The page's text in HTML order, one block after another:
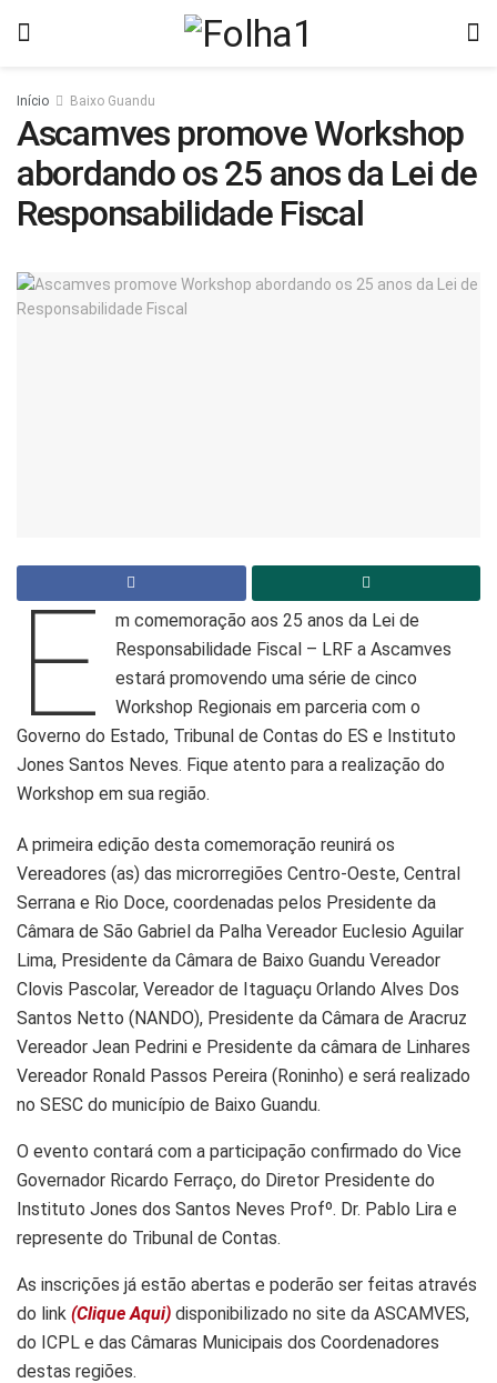
Início Baixo Guandu
Ascamves promove Workshop
abordando os 25 anos da Lei de
Responsabilidade Fiscal
E
m comemoração aos 25 anos da Lei de
Responsabilidade Fiscal – LRF a Ascamves
estará promovendo uma série de cinco
Workshop Regionais em parceria com o
Governo do Estado, Tribunal de Contas do ES e Instituto
Jones Santos Neves. Fique atento para a realização do
Workshop em sua região.
A primeira edição desta comemoração reunirá os
Vereadores (as) das microrregiões Centro-Oeste, Central
Serrana e Rio Doce, coordenadas pelos Presidente da
Câmara de São Gabriel da Palha Vereador Euclesio Aguilar
Lima, Presidente da Câmara de Baixo Guandu Vereador
Clovis Pascolar, Vereador de Itaguaçu Orlando Alves Dos
Santos Netto (NANDO), Presidente da Câmara de Aracruz
Vereador Jean Pedrini e Presidente da câmara de Linhares
Vereador Ronald Passos Pereira (Roninho) e será realizado
no SESC do município de Baixo Guandu.
O evento contará com a participação confirmado do Vice
Governador Ricardo Ferraço, do Diretor Presidente do
Instituto Jones dos Santos Neves Profº. Dr. Pablo Lira e
represente do Tribunal de Contas.
As inscrições já estão abertas e poderão ser feitas através
do link (Clique Aqui) disponibilizado no site da ASCAMVES,
do ICPL e das Câmaras Municipais dos Coordenadores
destas regiões.